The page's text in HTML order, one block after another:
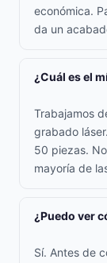
económica.
da un
¿Cuál es el
Trabajamos
grabado
50 piezas.
mayoría de
¿Puedo ver
Sí. Antes de